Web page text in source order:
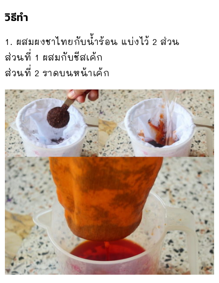
วิธีทำ
1. ผสมผงชาไทยกับน้ำร้อน แบ่งไว้ 2 ส่วน
ส่วนที่ 1 ผสมกับชีสเค้ก
ส่วนที่ 2 ราดบนหน้าเค้ก